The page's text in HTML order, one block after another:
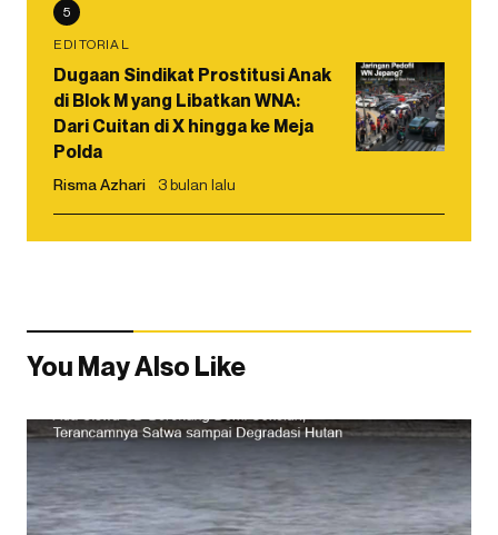
5
EDITORIAL
Dugaan Sindikat Prostitusi Anak
di Blok M yang Libatkan WNA:
Dari Cuitan di X hingga ke Meja
Polda
Risma Azhari 3 bulan lalu
You May Also Like